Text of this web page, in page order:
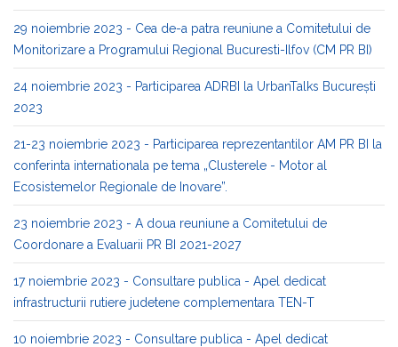
29 noiembrie 2023 - Cea de-a patra reuniune a Comitetului de
Monitorizare a Programului Regional Bucuresti-Ilfov (CM PR BI)
24 noiembrie 2023 - Participarea ADRBI la UrbanTalks București
2023
21-23 noiembrie 2023 - Participarea reprezentantilor AM PR BI la
conferinta internationala pe tema „Clusterele - Motor al
Ecosistemelor Regionale de Inovare”.
23 noiembrie 2023 - A doua reuniune a Comitetului de
Coordonare a Evaluarii PR BI 2021-2027
17 noiembrie 2023 - Consultare publica - Apel dedicat
infrastructurii rutiere judetene complementara TEN-T
10 noiembrie 2023 - Consultare publica - Apel dedicat